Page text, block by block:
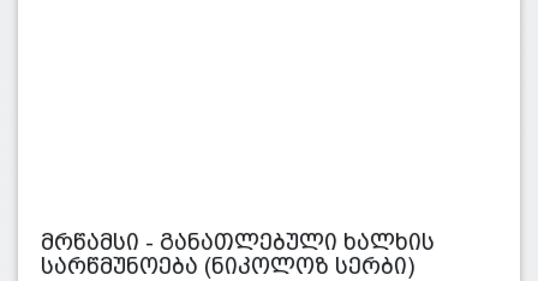
მრწამსი - განათლებული ხალხის
სარწმუნოება (ნიკოლოზ სერბი)